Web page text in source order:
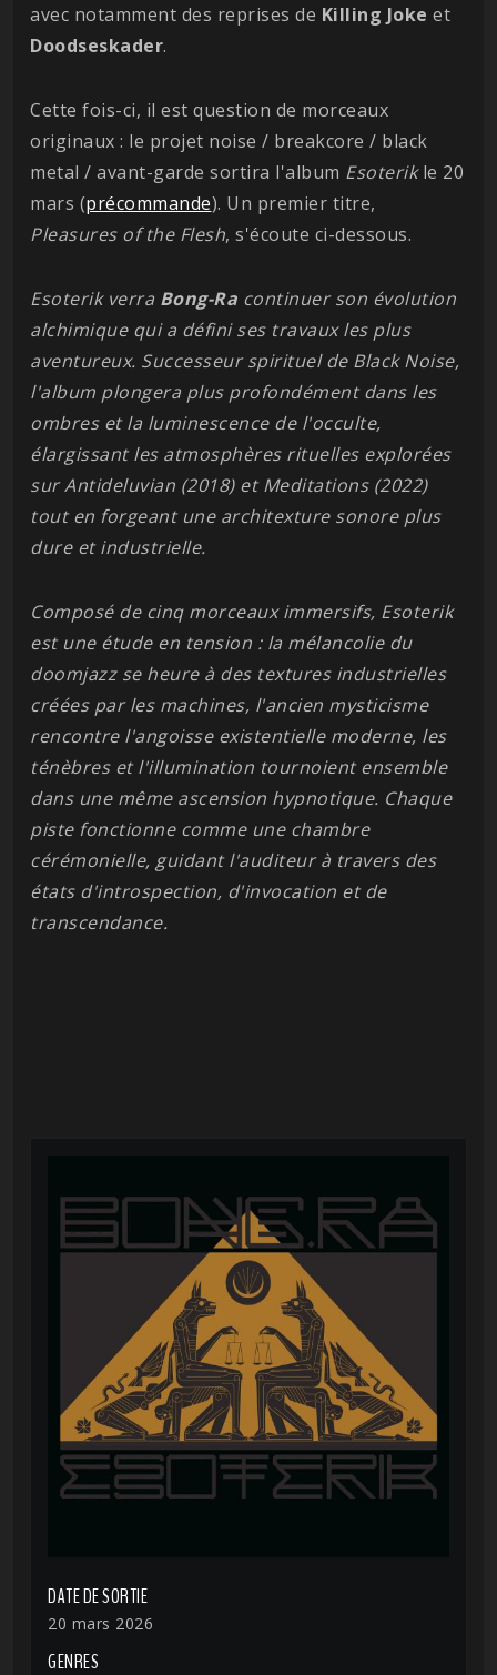
avec notamment des reprises de Killing Joke et
Doodseskader.
Cette fois-ci, il est question de morceaux
originaux : le projet noise / breakcore / black
metal / avant-garde sortira l'album Esoterikle 20
mars (précommande). Un premier titre,
Pleasures of the Flesh, s'écoute ci-dessous.
Esoterik verra Bong-Ra continuer son évolution
alchimique qui a défini ses travaux les plus
aventureux. Successeur spirituel de Black Noise,
l'album plongera plus profondément dans les
ombres et la luminescence de l'occulte,
élargissant les atmosphères rituelles explorées
sur Antideluvian (2018) et Meditations (2022)
tout en forgeant une architexture sonore plus
dure et industrielle.
Composé de cinq morceaux immersifs, Esoterik
est une étude en tension : la mélancolie du
doomjazz se heure à des textures industrielles
créées par les machines, l'ancien mysticisme
rencontre l'angoisse existentielle moderne, les
ténèbres et l'illumination tournoient ensemble
dans une même ascension hypnotique. Chaque
piste fonctionne comme une chambre
cérémonielle, guidant l'auditeur à travers des
états d'introspection, d'invocation et de
transcendance.
DATE DE SORTIE
20 mars 2026
GENRES